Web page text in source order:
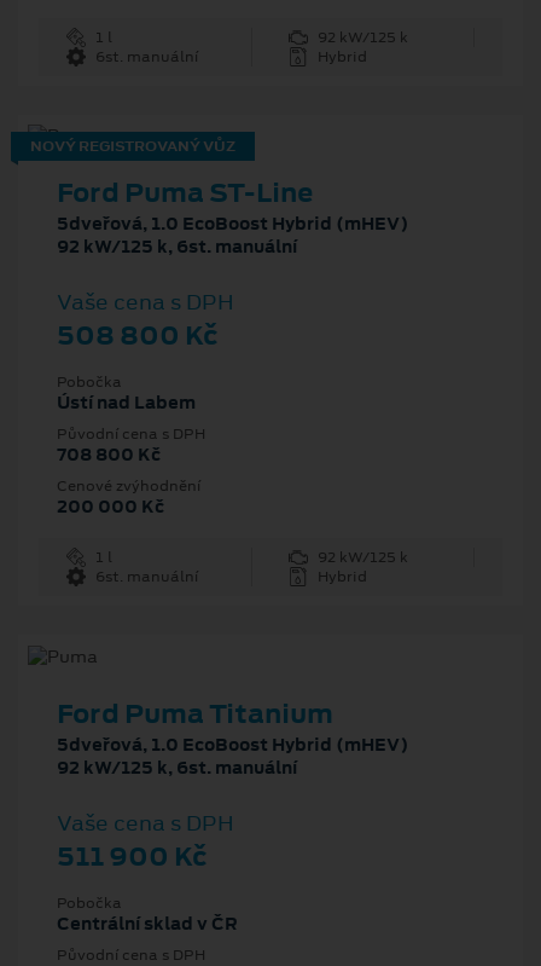
1 l
92 kW/125 k
6st. manuální
Hybrid
NOVÝ REGISTROVANÝ VŮZ
Ford Puma ST-Line
5dveřová, 1.0 EcoBoost Hybrid (mHEV)
92 kW/125 k, 6st. manuální
Vaše cena s DPH
508 800 Kč
Pobočka
Ústí nad Labem
Původní cena s DPH
708 800 Kč
Cenové zvýhodnění
200 000 Kč
1 l
92 kW/125 k
6st. manuální
Hybrid
Ford Puma Titanium
5dveřová, 1.0 EcoBoost Hybrid (mHEV)
92 kW/125 k, 6st. manuální
Vaše cena s DPH
511 900 Kč
Pobočka
Centrální sklad v ČR
Původní cena s DPH